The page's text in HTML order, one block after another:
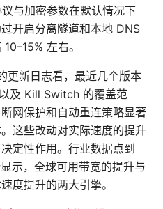
与加密参数在默认情况下
开启分离隧道和本地 DNS
左右。
更新日志看，最近几个版本
及 Kill Switch 的覆盖范
网保护和自动重连策略显著
这些改动对实际速度的提升
定性作用。行业数据点到
示，全球可用带宽的提升与
度提升的两大引擎。